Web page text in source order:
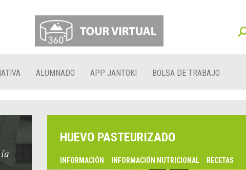
ALUMNADO APP JANTOKI BOLSA DE TRABAJO
HUEVO PASTEURIZADO
INFORMACIÓN INFORMACIÓN NUTRICIONAL RECETAS